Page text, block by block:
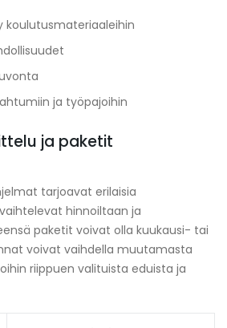
koulutusmateriaaleihin
ja työpajoihin
ja paketit
tarjoavat erilaisia
hinnoiltaan ja
paketit voivat olla kuukausi- tai
voivat vaihdella muutamasta
riippuen valituista eduista ja